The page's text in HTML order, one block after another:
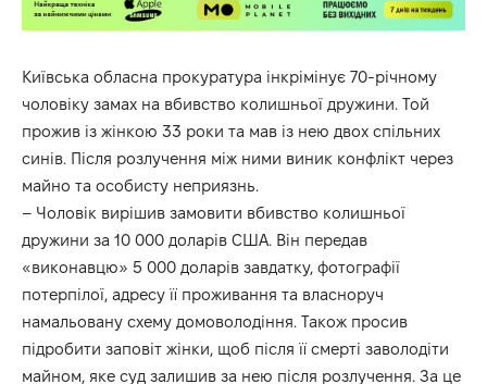
Київська обласна прокуратура інкрімінує 70-річному
чоловіку замах на вбивство колишньої дружини. Той
прожив із жінкою 33 роки та мав із нею двох спільних
синів. Після розлучення між ними виник конфлікт через
майно та особисту неприязнь.
– Чоловік вирішив замовити вбивство колишньої
дружини за 10 000 доларів США. Він передав
«виконавцю» 5 000 доларів завдатку, фотографії
потерпілої, адресу її проживання та власноруч
намальовану схему домоволодіння. Також просив
підробити заповіт жінки, щоб після її смерті заволодіти
майном, яке суд залишив за нею після розлучення. За це